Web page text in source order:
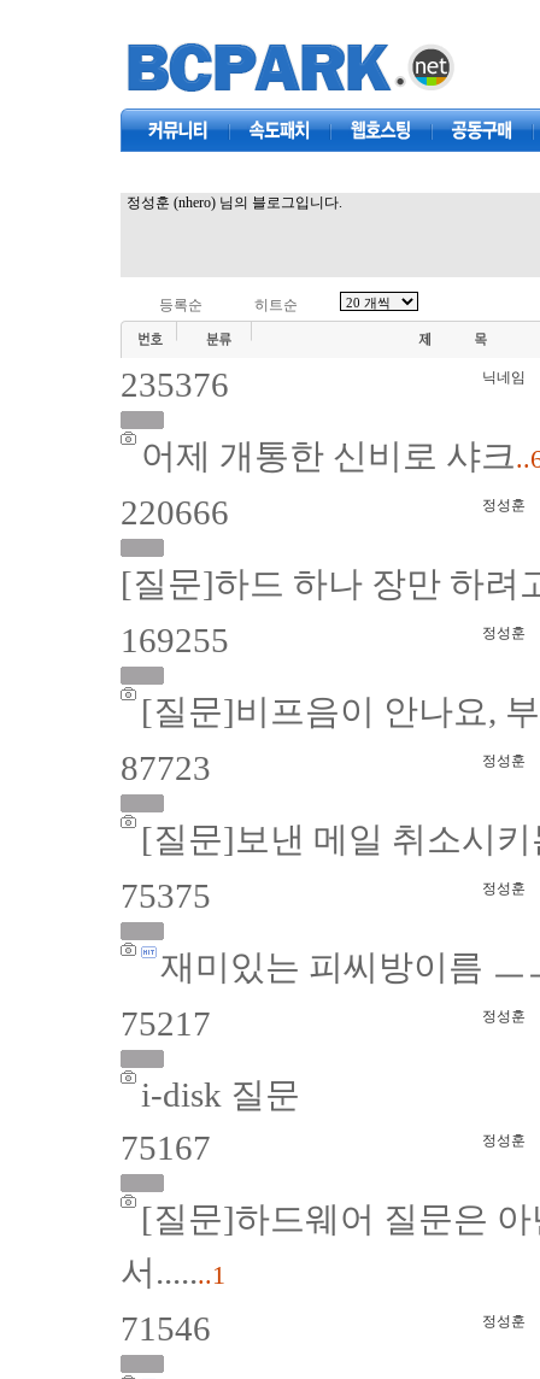
정성훈 (nhero) 님의 블로그입니다.
등록순 히트순
235376
어제 개통한 신비로 샤크
닉네임
220666
[질문]하드 하나 장만 하려
정성훈
169255
[질문]비프음이 안나요,
정성훈
87723
[질문]보낸 메일 취소시키
정성훈
75375
재미있는 피씨방이름 ㅡ
정성훈
75217
i-disk 질문
정성훈
75167
[질문]하드웨어 질문은
서.......1
정성훈
71546
정성훈